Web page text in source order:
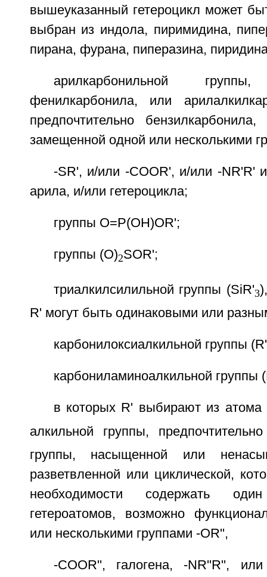
вышеуказанный гетероцикл может
выбран из индола, пиримидина,
пирана, фурана, пиперазина,
арилкарбонильной группы,
фенилкарбонила, или
предпочтительно
замещенной одной или несколькими
-SR', и/или -COOR', и/или -NR'R'
арила, и/или гетероцикла;
группы O=Р(ОН)OR';
группы (O)2SOR';
триалкилсилильной группы (SiR'3
R' могут быть одинаковыми или
карбонилоксиалкильной группы
карбониламиноалкильной группы
в которых R' выбирают из атома
алкильной группы,
группы, насыщенной или
разветвленной или циклической,
необходимости содержать
гетероатомов, возможно
или несколькими группами -OR'',
-COOR'', галогена, -NR''R'',